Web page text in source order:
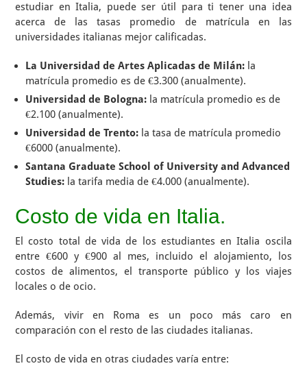
estudiar en Italia, puede ser útil para ti tener una idea
acerca de las tasas promedio de matrícula en las
universidades italianas mejor calificadas.
La Universidad de Artes Aplicadas de Milán: la
matrícula promedio es de €3.300 (anualmente).
Universidad de Bologna: la matrícula promedio es de
€2.100 (anualmente).
Universidad de Trento: la tasa de matrícula promedio
€6000 (anualmente).
Santana Graduate School of University and Advanced
Studies: la tarifa media de €4.000 (anualmente).
Costo de vida en Italia.
El costo total de vida de los estudiantes en Italia oscila
entre €600 y €900 al mes, incluido el alojamiento, los
costos de alimentos, el transporte público y los viajes
locales o de ocio.
Además, vivir en Roma es un poco más caro en
comparación con el resto de las ciudades italianas.
El costo de vida en otras ciudades varía entre: